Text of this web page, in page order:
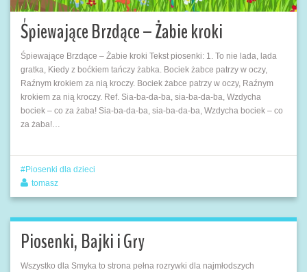
Śpiewające Brzdące – Żabie kroki
Śpiewające Brzdące – Żabie kroki Tekst piosenki: 1. To nie lada, lada
gratka, Kiedy z boćkiem tańczy żabka. Bociek żabce patrzy w oczy,
Raźnym krokiem za nią kroczy. Bociek żabce patrzy w oczy, Raźnym
krokiem za nią kroczy. Ref. Sia-ba-da-ba, sia-ba-da-ba, Wzdycha
bociek – co za żaba! Sia-ba-da-ba, sia-ba-da-ba, Wzdycha bociek – co
za żaba!…
Piosenki dla dzieci
tomasz
Piosenki, Bajki i Gry
Wszystko dla Smyka to strona pełna rozrywki dla najmłodszych